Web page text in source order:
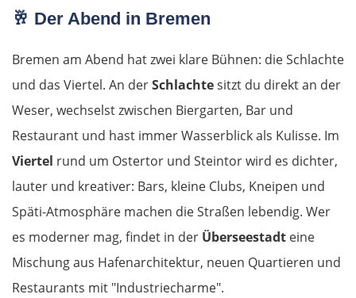
🥂 Der Abend in Bremen
Bremen am Abend hat zwei klare Bühnen: die Schlachte
und das Viertel. An derSchlachtesitzt du direkt an der
Weser, wechselst zwischen Biergarten, Bar und
Restaurant und hast immer Wasserblick als Kulisse. Im
Viertel rund um Ostertor und Steintor wird es dichter,
lauter und kreativer: Bars, kleine Clubs, Kneipen und
Späti-Atmosphäre machen die Straßen lebendig. Wer
es moderner mag, findet in der Überseestadt eine
Mischung aus Hafenarchitektur, neuen Quartieren und
Restaurants mit "Industriecharme".
Montpellier
Béziers
Carcassonne
Ax-les-Thermes
Andorra la Vella
Spanien Süd
Solsona